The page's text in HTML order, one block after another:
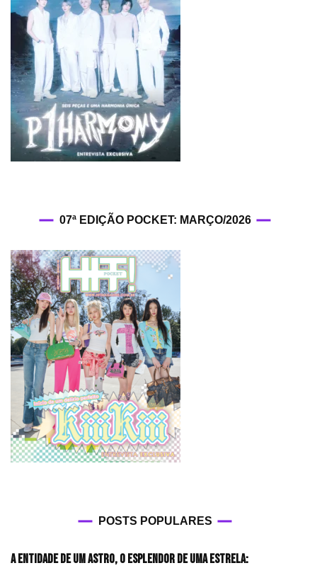
07ª EDIÇÃO POCKET: MARÇO/2026
POSTS POPULARES
A entidade de um astro, o esplendor de uma estrela: